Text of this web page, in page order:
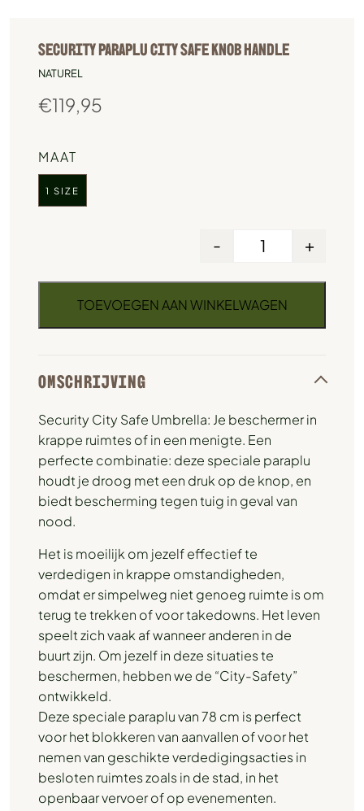
SECURITY PARAPLU CITY SAFE KNOB HANDLE
NATUREL
€119,95
MAAT
1 SIZE
- +
TOEVOEGEN AAN WINKELWAGEN
OMSCHRIJVING
Security City Safe Umbrella: Je beschermer in
krappe ruimtes of in een menigte. Een
perfecte combinatie: deze speciale paraplu
houdt je droog met een druk op de knop, en
biedt bescherming tegen tuig in geval van
nood.
Het is moeilijk om jezelf effectief te
verdedigen in krappe omstandigheden,
omdat er simpelweg niet genoeg ruimte is om
terug te trekken of voor takedowns. Het leven
speelt zich vaak af wanneer anderen in de
buurt zijn. Om jezelf in deze situaties te
beschermen, hebben we de “City-Safety”
ontwikkeld.
Deze speciale paraplu van 78 cm is perfect
voor het blokkeren van aanvallen of voor het
nemen van geschikte verdedigingsacties in
besloten ruimtes zoals in de stad, in het
openbaar vervoer of op evenementen.